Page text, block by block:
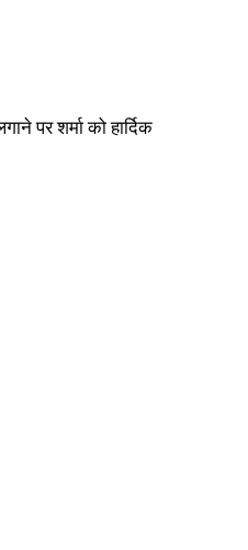
पर शर्मा को हार्दिक